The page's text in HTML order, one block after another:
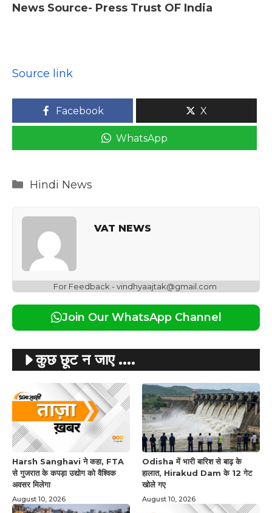
News Source- Press Trust OF India
Source link
Facebook X
WhatsApp
Categories
Hindi News
VAT NEWS
For Feedback - vindhyaajtak@gmail.com
Join Our WhatsApp Channel
कुछ छूट न जाए ....
Harsh Sanghavi ने कहा, FTA
से गुजरात के कपड़ा उद्योग को वैश्विक
अवसर मिलेगा
August 10, 2026
Odisha में भारी बारिश से बाढ़ के
हालात, Hirakud Dam के 12 गेट
खोले गए
August 10, 2026